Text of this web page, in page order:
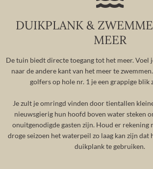
DUIKPLANK &
MEER
De tuin biedt directe toegang tot het meer. Voel
naar de andere kant van het meer te
golfers op hole nr. 1 je een grappige blik
Je zult je omringd vinden door tientallen
nieuwsgierig hun hoofd boven water steken
onuitgenodigde gasten zijn. Houd er rekening
droge seizoen het waterpeil zo laag kan zijn dat
duikplank te gebruiken.